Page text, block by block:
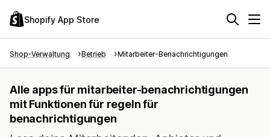
Shopify App Store
Shop-Verwaltung Betrieb Mitarbeiter-Benachrichtigungen
Alle apps für mitarbeiter-benachrichtigungen
mit Funktionen für regeln für
benachrichtigungen